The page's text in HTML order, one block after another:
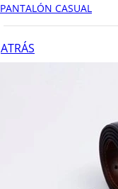
PANTALÓN CASUAL
ATRÁS